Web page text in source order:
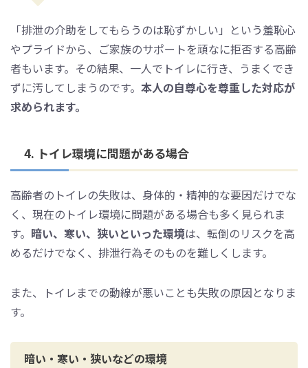
「排泄の介助をしてもらうのは恥ずかしい」という羞恥心
やプライドから、ご家族のサポートを頑なに拒否する高齢
者もいます。その結果、一人でトイレに行き、うまくでき
ずに汚してしまうのです。 本人の自尊心を尊重した対応が
求められます。
4. トイレ環境に問題がある場合
高齢者のトイレの失敗は、身体的・精神的な要因だけでな
く、現在のトイレ環境に問題がある場合も多く見られま
す。 暗い、寒い、狭いといった環境は、転倒のリスクを高
めるだけでなく、排泄行為そのものを難しくします。
また、トイレまでの動線が悪いことも失敗の原因となりま
す。
暗い・寒い・狭いなどの環境